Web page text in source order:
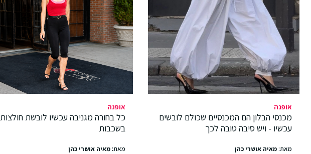
אופנה
מכנסי הבלון הם המכנסיים שכולם לובשים
עכשיו - ויש סיבה טובה לכך
מאת:מאיה אושרי כהן
אופנה
כל בחורה מגניבה עכשיו לובשת חולצות
בשכבות
מאת:מאיה אושרי כהן